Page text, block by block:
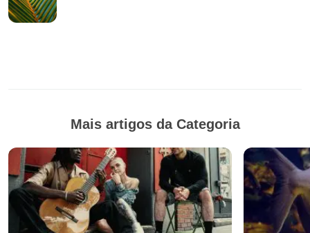
Mais artigos da Categoria